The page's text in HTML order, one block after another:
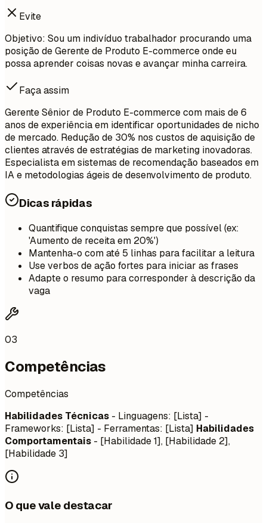
Evite
Objetivo: Sou um indivíduo trabalhador procurando uma
posição de Gerente de Produto E-commerce onde eu
possa aprender coisas novas e avançar minha carreira.
Faça assim
Gerente Sênior de Produto E-commerce com mais de 6
anos de experiência em identificar oportunidades de nicho
de mercado. Redução de 30% nos custos de aquisição de
clientes através de estratégias de marketing inovadoras.
Especialista em sistemas de recomendação baseados em
IA e metodologias ágeis de desenvolvimento de produto.
Dicas rápidas
Quantifique conquistas sempre que possível (ex:
'Aumento de receita em 20%')
Mantenha-o com até 5 linhas para facilitar a leitura
Use verbos de ação fortes para iniciar as frases
Adapte o resumo para corresponder à descrição da
vaga
03
Competências
Competências
Habilidades Técnicas - Linguagens: [Lista] -
Frameworks: [Lista] - Ferramentas: [Lista] Habilidades
Comportamentais - [Habilidade 1], [Habilidade 2],
[Habilidade 3]
O que vale destacar